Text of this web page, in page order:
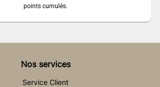
points cumulés.
Nos services
Service Client